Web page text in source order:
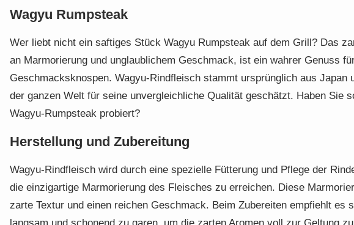
Wagyu Rumpsteak
Wer liebt nicht ein saftiges Stück Wagyu Rumpsteak auf dem Grill? Das
an Marmorierung und unglaublichem Geschmack, ist ein wahrer Genuss
Geschmacksknospen. Wagyu-Rindfleisch stammt ursprünglich aus Japan
der ganzen Welt für seine unvergleichliche Qualität geschätzt. Haben Sie
Wagyu-Rumpsteak probiert?
Herstellung und Zubereitung
Wagyu-Rindfleisch wird durch eine spezielle Fütterung und Pflege der
die einzigartige Marmorierung des Fleisches zu erreichen. Diese
zarte Textur und einen reichen Geschmack. Beim Zubereiten empfiehlt es